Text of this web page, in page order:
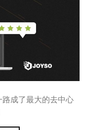
成了最大的去中心